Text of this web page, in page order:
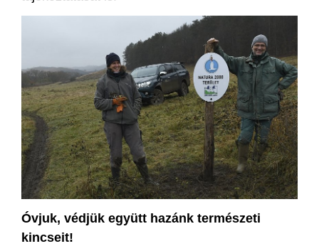
Óvjuk, védjük együtt hazánk természeti
kincseit!